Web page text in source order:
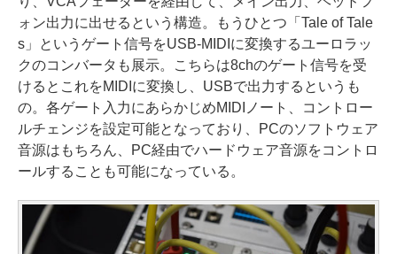
ォン出力に出せるという構造。もうひとつ「Tale of Tale
s」というゲート信号をUSB-MIDIに変換するユーロラッ
クのコンバータも展示。こちらは8chのゲート信号を受
けるとこれをMIDIに変換し、USBで出力するというも
の。各ゲート入力にあらかじめMIDIノート、コントロー
ルチェンジを設定可能となっており、PCのソフトウェア
音源はもちろん、PC経由でハードウェア音源をコントロ
ールすることも可能になっている。